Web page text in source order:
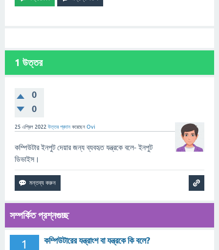
1 উত্তর
0
0
25 এপ্রিল 2022 উত্তর প্রদান করেছেন Ovi
কম্পিউটার ইনপুট দেয়ার জন্য ব্যবহৃত যন্ত্রকে বলে- ইনপুট
ডিভাইস।
সম্পর্কিত প্রশ্নগুচ্ছ
1 কম্পিউটারের যন্ত্রাংশ বা যন্ত্রকে কি বলে?